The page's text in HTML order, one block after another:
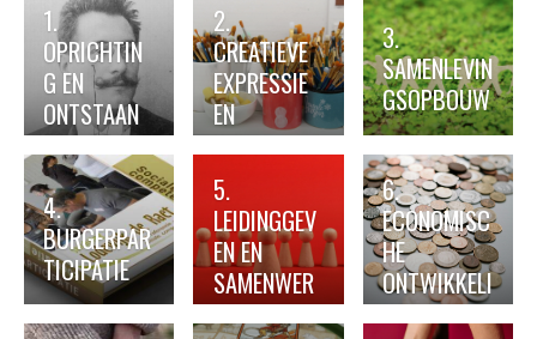
1.
OPRICHTIN
G EN
ONTSTAAN
2.
CREATIEVE
EXPRESSIE
EN
KUNSTEDUC
ATIE
3.
SAMENLEVIN
GSOPBOUW
4.
BURGERPAR
TICIPATIE
5.
LEIDINGGEV
EN EN
SAMENWER
KEN
6.
ECONOMISC
HE
ONTWIKKELI
NG